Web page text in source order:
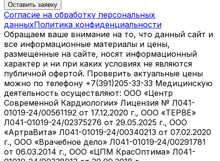
Оставить заявку
Согласие на обработку персональных
данныхПолитика конфиденциальности
Обращаем ваше внимание на то, что данный сайт и
все информационные материалы и цены,
размещенные на сайте, носят информационный
характер и ни при каких условиях не являются
публичной офертой. Проверить актуальные цены
можно по телефону +7(391)205-33-33 Медицинскую
деятельность осуществляют: ООО «Центр
Современной Кардиологии» Лицензия № Л041-
01019-24/00561192 от 17.12.2020 г., ООО «ТЕРВЕ»
Л041-01019-24/02375276 от 29.05.2025 г., ООО
«АртраВита» Л041-01019-24/00340213 от 07.02.2020
г., ООО «Врачебное дело» Л041-01019-24/00291781
от 06.03.2014 г., ООО «ЦПМ КрасОптима» Л041-